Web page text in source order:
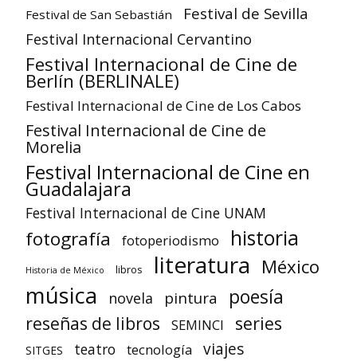
Festival de San Sebastián Festival de Sevilla
Festival Internacional Cervantino
Festival Internacional de Cine de
Berlín (BERLINALE)
Festival Internacional de Cine de Los Cabos
Festival Internacional de Cine de
Morelia
Festival Internacional de Cine en
Guadalajara
Festival Internacional de Cine UNAM
fotografía fotoperiodismo historia
Historia de México libros literatura México
música novela pintura poesía
reseñas de libros SEMINCI series
SITGES teatro tecnología viajes